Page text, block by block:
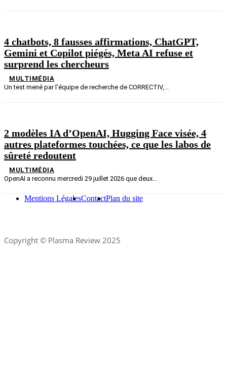
4 chatbots, 8 fausses affirmations, ChatGPT,
Gemini et Copilot piégés, Meta AI refuse et
surprend les chercheurs
MULTIMÉDIA
Un test mené par l'équipe de recherche de CORRECTIV,...
2 modèles IA d’OpenAI, Hugging Face visée, 4
autres plateformes touchées, ce que les labos de
sûreté redoutent
MULTIMÉDIA
OpenAI a reconnu mercredi 29 juillet 2026 que deux...
Mentions LégalesContactPlan du site
Copyright © Plasma Review 2025